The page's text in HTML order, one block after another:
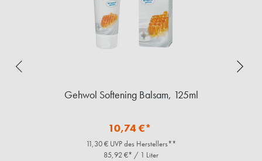
Gehwol Softening Balsam, 125ml
10,74 €*
11,30 € UVP des Herstellers**
85,92 €* / 1 Liter